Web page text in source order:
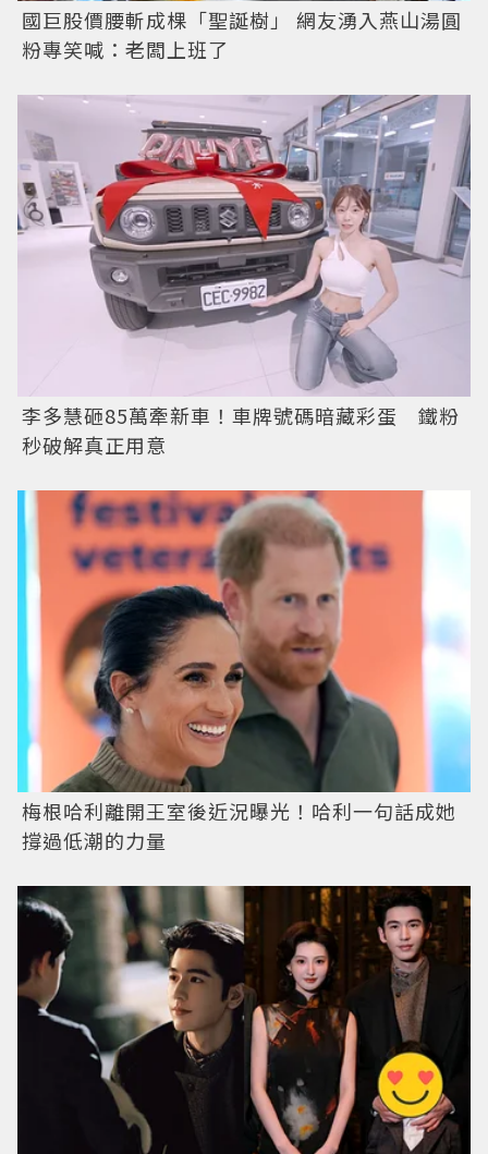
國巨股價腰斬成棵「聖誕樹」 網友湧入燕山湯圓
粉專笑喊：老闆上班了
李多慧砸85萬牽新車！車牌號碼暗藏彩蛋 鐵粉
秒破解真正用意
梅根哈利離開王室後近況曝光！哈利一句話成她
撐過低潮的力量